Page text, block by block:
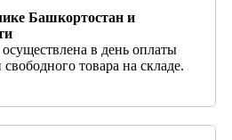
Башкортостан и
в день оплаты
товара на складе.